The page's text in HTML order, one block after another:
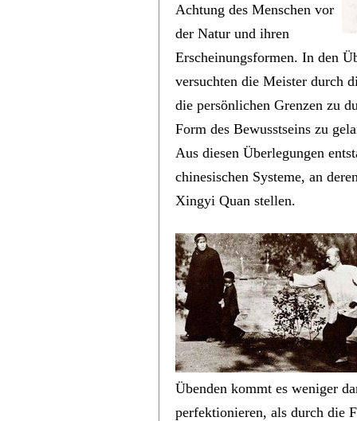
Achtung des Menschen vor
der Natur und ihren
Erscheinungsformen. In den
versuchten die Meister durch
die persönlichen Grenzen zu
Form des Bewusstseins zu
Aus diesen Überlegungen
chinesischen Systeme, an
Xingyi Quan stellen.
Übenden kommt es weniger
perfektionieren, als durch die